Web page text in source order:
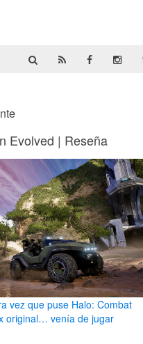
Evolved | Reseña
vez que puse Halo: Combat
original… venía de jugar